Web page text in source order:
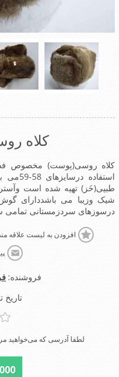
کلاه
کلاه روسی(پوست) مخصوص
طبیی(خَز) تهیه شده است
شیک وزیبا می باشددارای
درسوزهای سردزمستانی تمامی
افزودن به لیست علاقه
فروشنده:
تاریخ
لطفا آدرسی که می‌خواهید